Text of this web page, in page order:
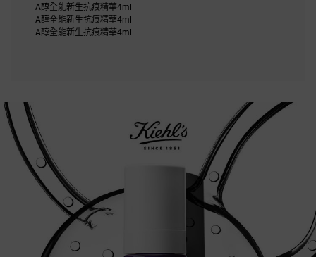
A醇全能新生抗痕精華4ml
A醇全能新生抗痕精華4ml
A醇全能新生抗痕精華4ml
A醇全能新生抗痕精華